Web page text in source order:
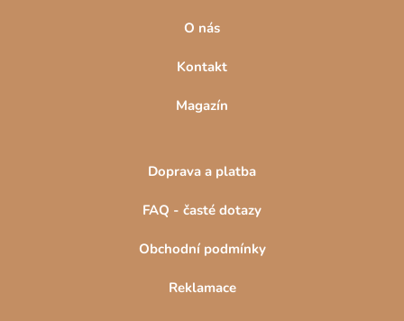
O nás
Kontakt
Magazín
Doprava a platba
FAQ - časté dotazy
Obchodní podmínky
Reklamace